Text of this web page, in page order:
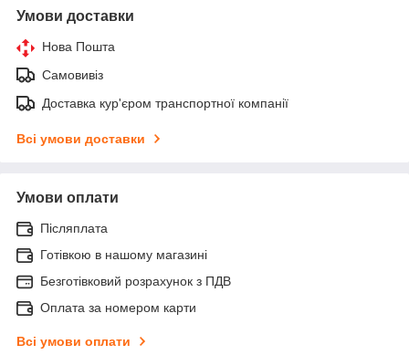
Умови доставки
Нова Пошта
Самовивіз
Доставка кур'єром транспортної компанії
Всі умови доставки
Умови оплати
Післяплата
Готівкою в нашому магазині
Безготівковий розрахунок з ПДВ
Оплата за номером карти
Всі умови оплати